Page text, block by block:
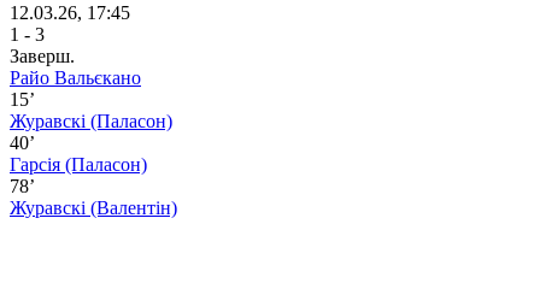
12.03.26, 17:45
1 - 3
Заверш.
Райо Вальєкано
15’
Журавскі (Паласон)
40’
Гарсія (Паласон)
78’
Журавскі (Валентін)